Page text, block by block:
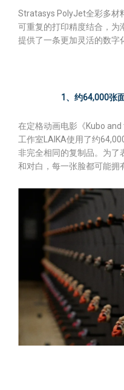
Stratasys PolyJet全彩多材
可重复的打印精度结合，为
提供了一条更加灵活的数字
1、约64,000张
在定格动画电影《Kubo
工作室LAIKA使用了约
非完全相同的复制品。为了
和对白，每一张脸都可能拥